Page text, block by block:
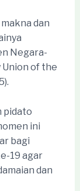
dan
Negara-
Union of the
pidato
ini
bagi
19 agar
dan